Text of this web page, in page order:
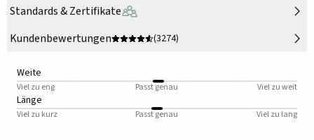
Standards & Zertifikate
Kundenbewertungen
(3274)
Weite
Viel zu eng Passt genau Viel zu weit
Länge
Viel zu kurz Passt genau Viel zu lang